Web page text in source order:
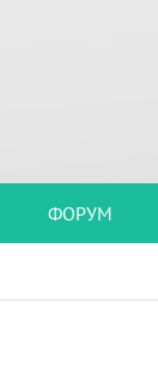
ФОРУМ